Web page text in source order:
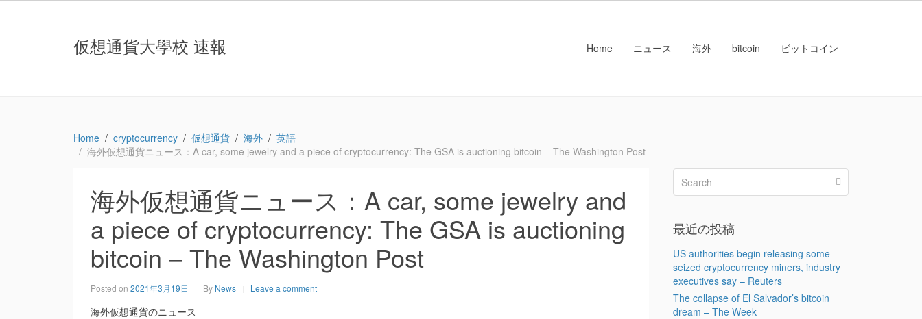
仮想通貨大學校 速報 Home ニュース 海外 bitcoin ビットコイン
Home cryptocurrency 仮想通貨 海外
英語
海外仮想通貨ニュース：A car, some jewelry and a piece of cryptocurrency: The GSA is auctioning bitcoin – The Washington Post
海外仮想通貨ニュース：A car, some jewelry and
a piece of cryptocurrency: The GSA is auctioning
bitcoin – The Washington Post
Posted on 2021年3月19日 By News Leave a comment
海外仮想通貨のニュース
最近の投稿
US authorities begin releasing some
seized cryptocurrency miners, industry
executives say – Reuters
The collapse of El Salvador’s bitcoin
dream – The Week